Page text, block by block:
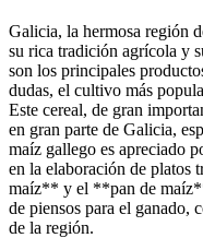
Galicia, la hermosa región
su rica tradición agrícola y
son los principales
dudas, el cultivo más
Este cereal, de gran
en gran parte de Galicia,
maíz gallego es apreciado
en la elaboración de platos
maíz** y el **pan de
de piensos para el ganado,
de la región.